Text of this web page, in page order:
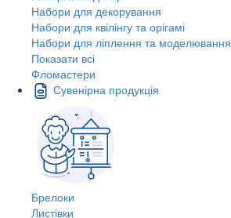
Набори для декорування
Набори для квілінгу та орігамі
Набори для ліплення та моделювання
Показати всі
Фломастери
Сувенірна продукція
Брелоки
Листівки